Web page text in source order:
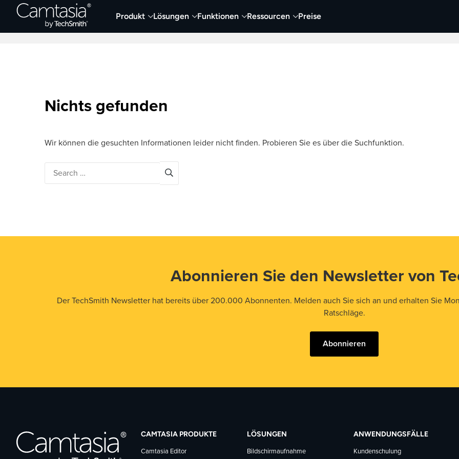
Direkt
Produkt Lösungen Funktionen Ressourcen Preise
Neueste Artikel Screen Capture und Aufnehmen Video Visueller Content
Nichts gefunden
Wir können die gesuchten Informationen leider nicht finden. Probieren Sie es über die Suchfunktion.
Abonnieren Sie den Newsletter von
Der TechSmith Newsletter hat bereits über 200.000 Abonnenten. Melden auch Sie sich an und erhalten Sie
Ratschläge.
Abonnieren
CAMTASIA PRODUKTE
Camtasia Editor
LÖSUNGEN
Bildschirmaufnahme
ANWENDUNGSFÄLLE
Kundenschulung